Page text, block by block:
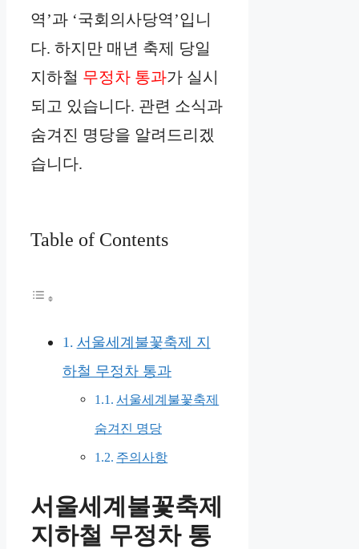
역’과 ‘국회의사당역’입니
다. 하지만 매년 축제 당일
지하철 무정차 통과가 실시
되고 있습니다. 관련 소식과
숨겨진 명당을 알려드리겠
습니다.
Table of Contents
서울세계불꽃축제 지
하철 무정차 통과
서울세계불꽃축제
숨겨진 명당
주의사항
서울세계불꽃축제
지하철 무정차 통